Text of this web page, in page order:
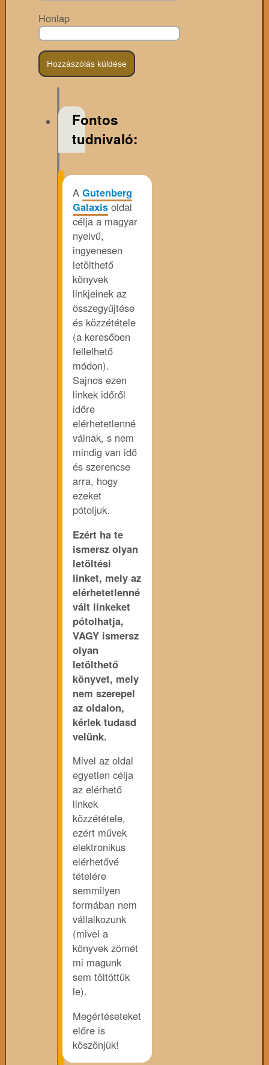
Honlap
Fontos
tudnivaló:
A Gutenberg
Galaxis oldal
célja a magyar
nyelvű,
ingyenesen
letölthető
könyvek
linkjeinek az
összegyűjtése
és közzététele
(a keresőben
fellelhető
módon).
Sajnos ezen
linkek időről
időre
elérhetetlenné
válnak, s nem
mindig van idő
és szerencse
arra, hogy
ezeket
pótoljuk.
Ezért ha te
ismersz olyan
letöltési
linket, mely az
elérhetetlenné
vált linkeket
pótolhatja,
VAGY ismersz
olyan
letölthető
könyvet, mely
nem szerepel
az oldalon,
kérlek tudasd
velünk.
Mivel az oldal
egyetlen célja
az elérhető
linkek
közzététele,
ezért művek
elektronikus
elérhetővé
tételére
semmilyen
formában nem
vállalkozunk
(mivel a
könyvek zömét
mi magunk
sem töltöttük
le).
Megértéseteket
előre is
köszönjük!